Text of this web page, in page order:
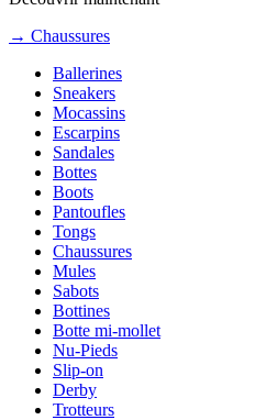
→ Chaussures
Ballerines
Sneakers
Mocassins
Escarpins
Sandales
Bottes
Boots
Pantoufles
Tongs
Chaussures
Mules
Sabots
Bottines
Botte mi-mollet
Nu-Pieds
Slip-on
Derby
Trotteurs